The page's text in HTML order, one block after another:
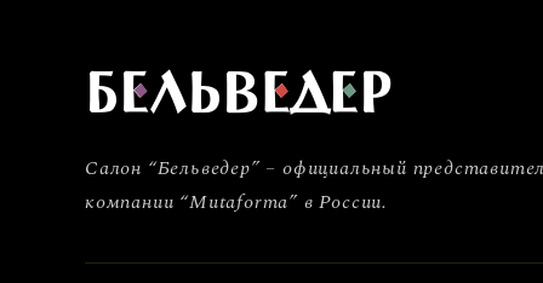
Салон “Бельведер” – официальный
компании “Mutaforma” в России.